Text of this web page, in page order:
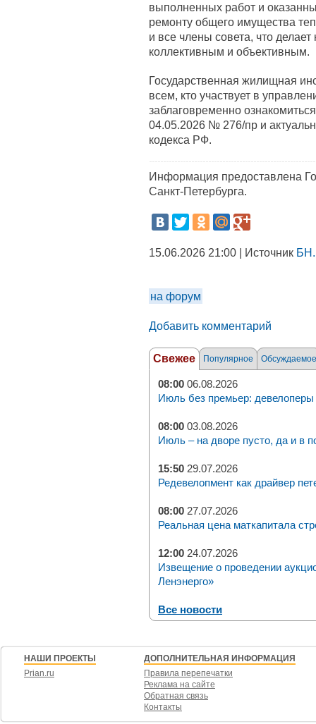
выполненных работ и
ремонту общего имущества
и все члены совета, что делает
коллективным и объективным.
Государственная жилищная
всем, кто участвует в
заблаговременно
04.05.2026 № 276/пр и
кодекса РФ.
Информация предоставлена
Санкт-Петербурга.
15.06.2026 21:00 | Источник
на форум
Добавить комментарий
Свежее Популярное Обсуждаемое
08:00 06.08.2026
Июль без премьер: девелоперы
08:00 03.08.2026
Июль – на дворе пусто, да и в
15:50 29.07.2026
Редевелопмент как драйвер
08:00 27.07.2026
Реальная цена маткапитала
12:00 24.07.2026
Извещение о проведении
Ленэнерго»
Все новости
НАШИ ПРОЕКТЫ
Prian.ru
ДОПОЛНИТЕЛЬНАЯ ИНФОРМАЦИЯ
Правила перепечатки
Реклама на сайте
Обратная связь
Контакты